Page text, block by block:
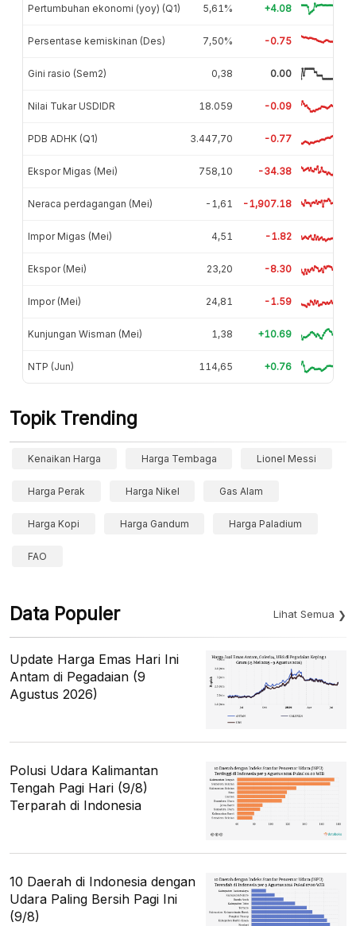
Pertumbuhan ekonomi (yoy) (Q1) 5,61% +4.08
Persentase kemiskinan (Des) 7,50% -0.75
Gini rasio (Sem2) 0,38 0.00
Nilai Tukar USDIDR 18.059 -0.09
PDB ADHK (Q1) 3.447,70 -0.77
Ekspor Migas (Mei) 758,10 -34.38
Neraca perdagangan (Mei) -1,61 -1,907.18
Impor Migas (Mei) 4,51 -1.82
Ekspor (Mei) 23,20 -8.30
Impor (Mei) 24,81 -1.59
Kunjungan Wisman (Mei) 1,38 +10.69
NTP (Jun) 114,65 +0.76
Topik Trending
Kenaikan Harga Harga Tembaga Lionel Messi
Harga Perak Harga Nikel Gas Alam
Harga Kopi Harga Gandum Harga Paladium
FAO
Data Populer Lihat Semua
Update Harga Emas Hari Ini
Antam di Pegadaian (9
Agustus 2026)
Polusi Udara Kalimantan
Tengah Pagi Hari (9/8)
Terparah di Indonesia
10 Daerah di Indonesia dengan
Udara Paling Bersih Pagi Ini
(9/8)